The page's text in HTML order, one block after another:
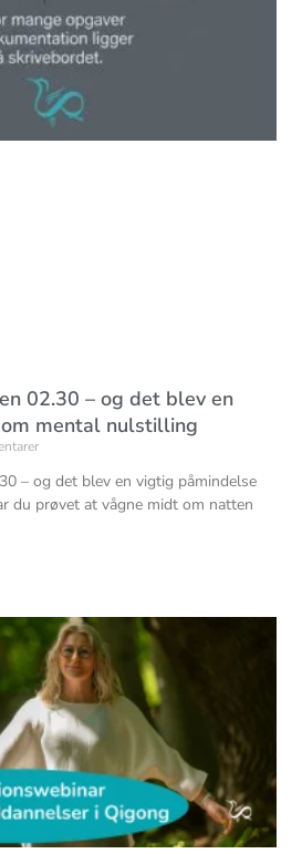
02.30 – og det blev en
mental nulstilling
– og det blev en vigtig påmindelse
du prøvet at vågne midt om natten